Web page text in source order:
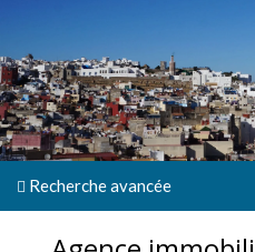
Recherche avancée